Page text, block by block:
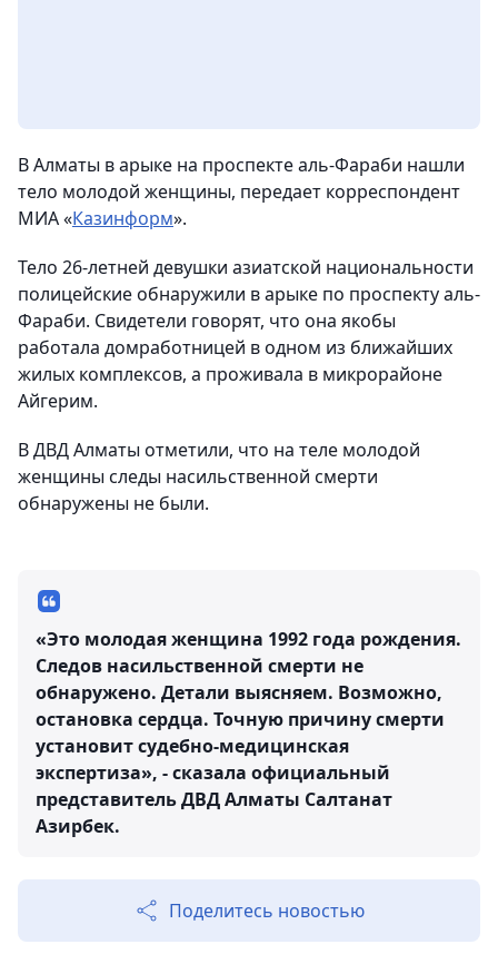
В Алматы в арыке на проспекте аль-Фараби нашли
тело молодой женщины, передает корреспондент
МИА «Казинформ».
Тело 26-летней девушки азиатской национальности
полицейские обнаружили в арыке по проспекту аль-
Фараби. Свидетели говорят, что она якобы
работала домработницей в одном из ближайших
жилых комплексов, а проживала в микрорайоне
Айгерим.
В ДВД Алматы отметили, что на теле молодой
женщины следы насильственной смерти
обнаружены не были.
«Это молодая женщина 1992 года рождения.
Следов насильственной смерти не
обнаружено. Детали выясняем. Возможно,
остановка сердца. Точную причину смерти
установит судебно-медицинская
экспертиза», - сказала официальный
представитель ДВД Алматы Салтанат
Азирбек.
Поделитесь новостью